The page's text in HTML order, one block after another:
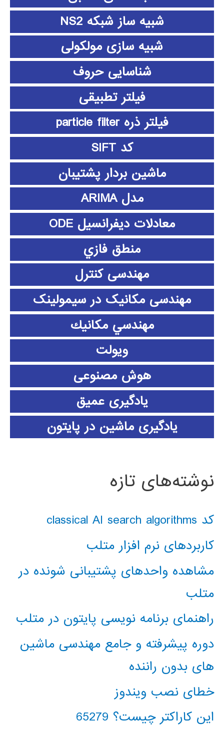
شبیه ساز شبکه NS2
شبیه سازی مولکولی
شناسایی حروف
فیلتر تطبیقی
فیلتر ذره particle filter
کد SIFT
ماشین بردار پشتیبان
مدل ARIMA
معادلات دیفرانسیل ODE
منطق فازي
مهندسی کنترل
مهندسی مکانیک در سیمولینک
مهندسي مكانيك
ویولت
هوش مصنوعی
یادگیری عمیق
یادگیری ماشین در پایتون
نوشته‌های تازه
کد classical AI search algorithms
کاربردهای نرم افزار متلب
مشاهده واحدهای پشتیبانی شونده در
متلب
راهنمای برنامه نویسی پایتون در متلب
دوره پیشرفته و جامع مهندسی ماشین
های بدون راننده
خطای نصب ویندوز
این کاراکتر چیست؟ 65279